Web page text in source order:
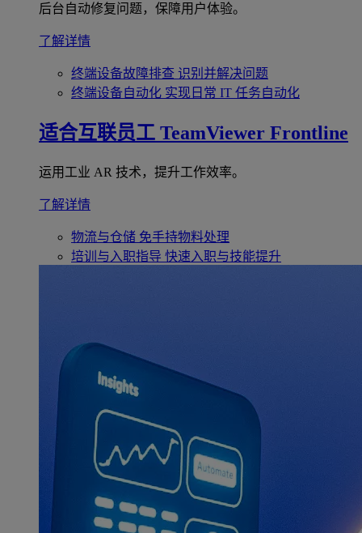
后台自动修复问题，保障用户体验。
了解详情
终端设备故障排查 识别并解决问题
终端设备自动化 实现日常 IT 任务自动化
适合互联员工 TeamViewer Frontline
运用工业 AR 技术，提升工作效率。
了解详情
物流与仓储 免手持物料处理
培训与入职指导 快速入职与技能提升